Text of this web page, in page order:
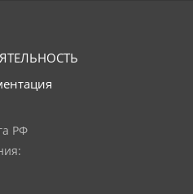
РФ